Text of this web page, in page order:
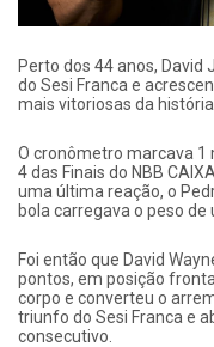
Perto dos 44 anos,
do Sesi Franca e
mais vitoriosas da história
O cronômetro marcava 1
4 das Finais do NBB
uma última reação, o
bola carregava o peso
Foi então que David
pontos, em posição
corpo e converteu o
triunfo do Sesi Franca e
consecutivo.